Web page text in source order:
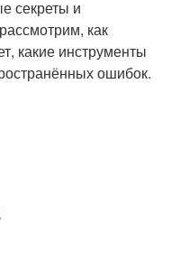
секреты и
как
какие инструменты
ошибок.